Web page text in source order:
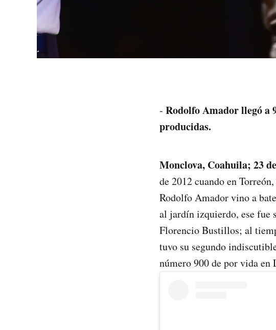
- Rodolfo Amador llegó a
producidas.
Monclova, Coahuila; 23
de 2012 cuando en
Rodolfo Amador vino a
al jardín izquierdo, ese fue
Florencio Bustillos; al
tuvo su segundo
número 900 de por vida en